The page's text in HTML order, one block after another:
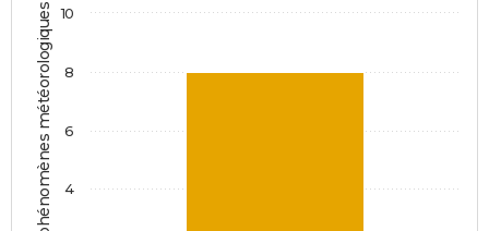
Jours avec phénomènes météorologiques 4
6
8
10